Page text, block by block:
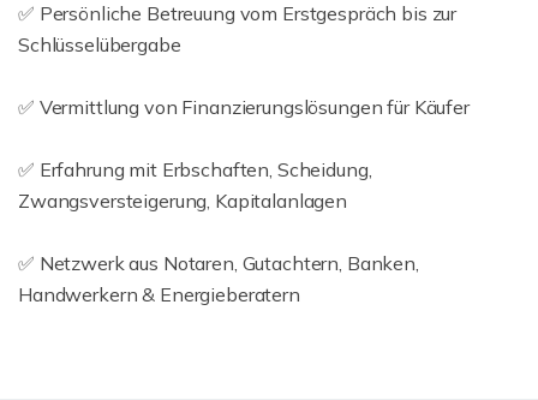
✅ Persönliche Betreuung vom Erstgespräch bis zur
Schlüsselübergabe
✅ Vermittlung von Finanzierungslösungen für Käufer
✅ Erfahrung mit Erbschaften, Scheidung,
Zwangsversteigerung, Kapitalanlagen
✅ Netzwerk aus Notaren, Gutachtern, Banken,
Handwerkern & Energieberatern